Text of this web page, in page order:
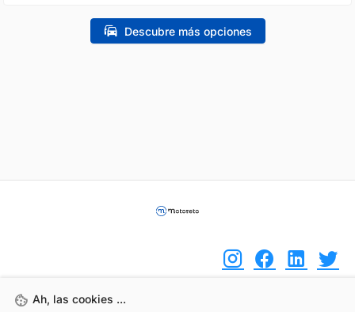
Descubre más opciones
Ah, las cookies ...